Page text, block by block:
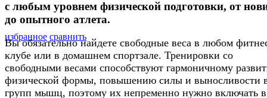
избранное сравнить
с любым уровнем физической подготовки, от
до опытного атлета.
Вы обязательно найдете свободные веса в любом
клубе или в домашнем спортзале. Тренировки со
свободными весами способствуют гармоничному
физической формы, повышению силы и выносливости
групп мышц, поэтому их непременно нужно включать в